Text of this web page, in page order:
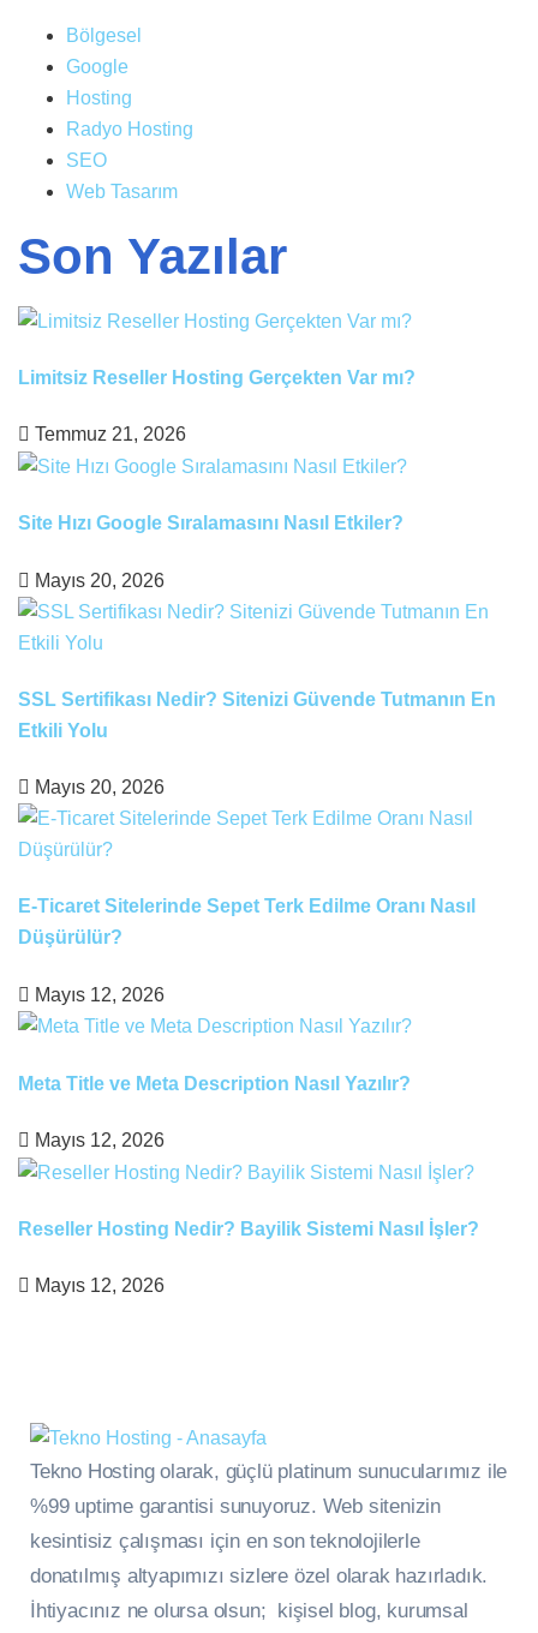
Bölgesel
Google
Hosting
Radyo Hosting
SEO
Web Tasarım
Son Yazılar
Limitsiz Reseller Hosting Gerçekten Var mı?
Temmuz 21, 2026
Site Hızı Google Sıralamasını Nasıl Etkiler?
Mayıs 20, 2026
SSL Sertifikası Nedir? Sitenizi Güvende Tutmanın En
Etkili Yolu
Mayıs 20, 2026
E-Ticaret Sitelerinde Sepet Terk Edilme Oranı Nasıl
Düşürülür?
Mayıs 12, 2026
Meta Title ve Meta Description Nasıl Yazılır?
Mayıs 12, 2026
Reseller Hosting Nedir? Bayilik Sistemi Nasıl İşler?
Mayıs 12, 2026
Tekno Hosting olarak, güçlü platinum sunucularımız ile
%99 uptime garantisi sunuyoruz. Web sitenizin
kesintisiz çalışması için en son teknolojilerle
donatılmış altyapımızı sizlere özel olarak hazırladık.
İhtiyacınız ne olursa olsun; kişisel blog, kurumsal